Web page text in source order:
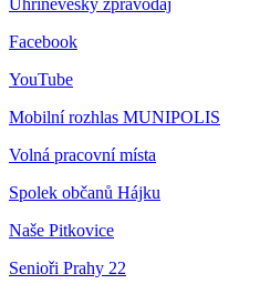
Uhříněveský zpravodaj
Facebook
YouTube
Mobilní rozhlas MUNIPOLIS
Volná pracovní místa
Spolek občanů Hájku
Naše Pitkovice
Senioři Prahy 22